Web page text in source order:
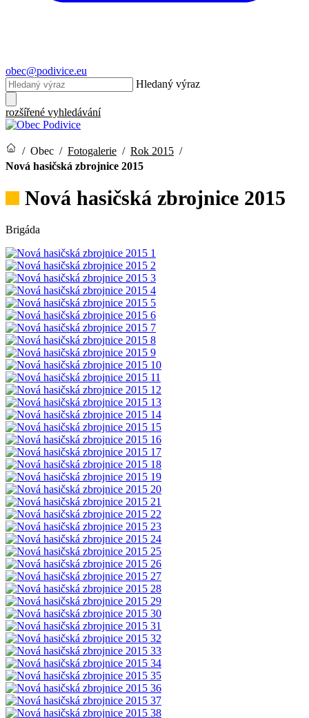
obec@podivice.eu
Hledaný výraz
rozšířené vyhledávání
/ Obec / Fotogalerie / Rok 2015 /
Nová hasičská zbrojnice 2015
Nová hasičská zbrojnice 2015
Brigáda